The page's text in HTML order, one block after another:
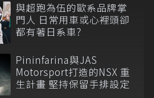
與超跑為伍的歐系品牌掌
門人 日常用車或心裡頭卻
都有著日系車?
Pininfarina與JAS
Motorsport打造的NSX 重
生計畫 堅持保留手排設定